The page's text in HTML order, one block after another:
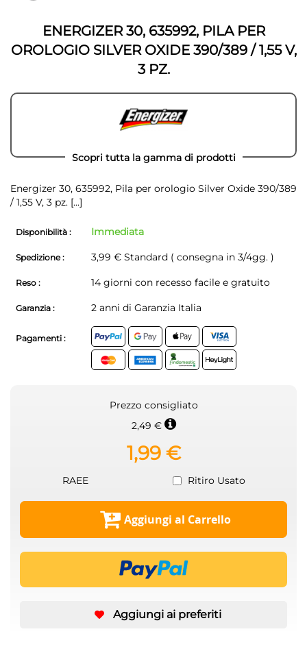
immaginiENERGIZER 30, 635992, PILA PER
OROLOGIO SILVER OXIDE 390/389 / 1,55 V,
3 PZ.
Scopri tutta la gamma di prodotti
Energizer 30, 635992, Pila per orologio Silver Oxide 390/389
/ 1,55 V, 3 pz. [...]
Disponibilità : Immediata
Spedizione : 3,99 € Standard ( consegna in 3/4gg. )
Reso : 14 giorni con recesso facile e gratuito
Garanzia : 2 anni di Garanzia Italia
Pagamenti :
Prezzo consigliato
2,49 €
1,99 €
RAEE Ritiro Usato
Aggiungi al Carrello
Aggiungi ai preferiti